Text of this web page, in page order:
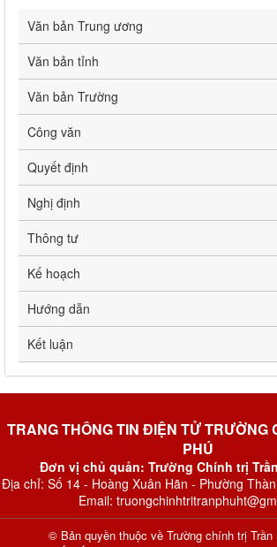
Văn bản Trung ương
Văn bản tỉnh
Văn bản Trường
Công văn
Quyết định
Nghị định
Thông tư
Kế hoạch
Hướng dẫn
Kết luận
TRANG THÔNG TIN ĐIỆN TỬ TRƯỜNG
PHÚ
Đơn vị chủ quản: Trường Chính trị
Địa chỉ: Số 14 - Hoàng Xuân Hãn - Phường
Email:
© Bản quyền thuộc về Trường chính trị